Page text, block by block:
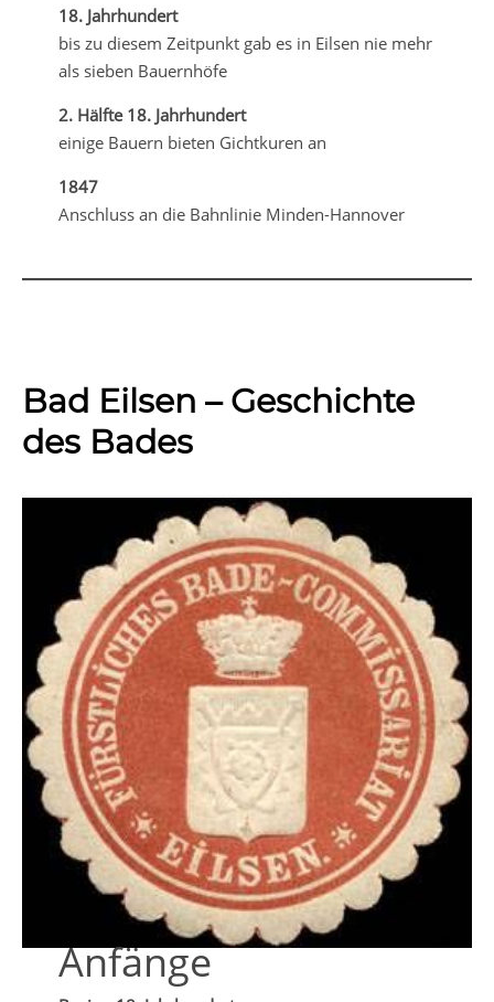
18. Jahrhundert
bis zu diesem Zeitpunkt gab es in Eilsen nie mehr
als sieben Bauernhöfe
2. Hälfte 18. Jahrhundert
einige Bauern bieten Gichtkuren an
1847
Anschluss an die Bahnlinie Minden-Hannover
Bad Eilsen – Geschichte
des Bades
Anfänge